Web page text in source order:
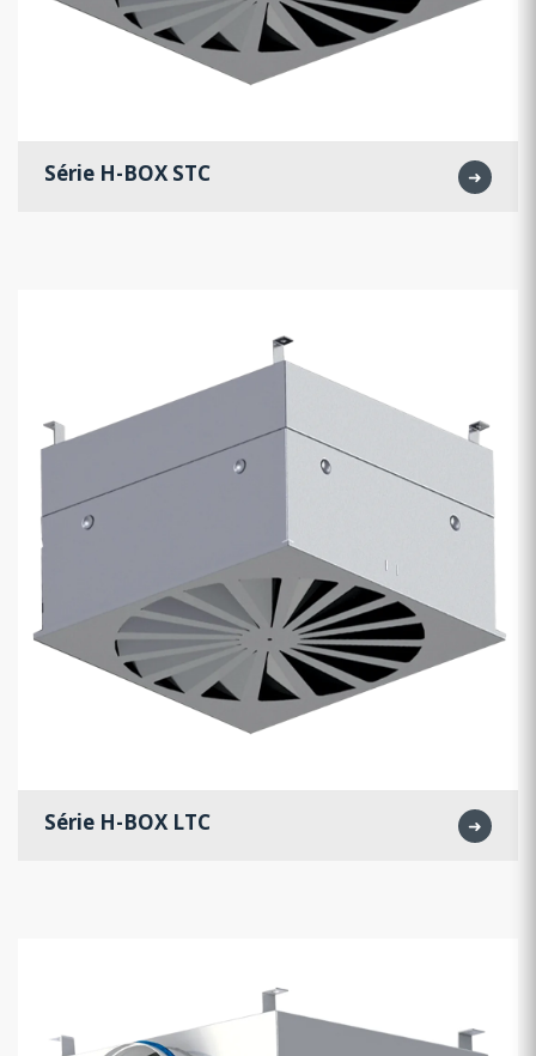
Série H-BOX STC ➜
Série H-BOX LTC ➜